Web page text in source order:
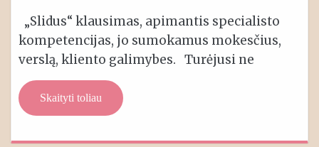
„Slidus“ klausimas, apimantis specialisto
kompetencijas, jo sumokamus mokesčius,
verslą, kliento galimybes. Turėjusi ne
Skaityti toliau